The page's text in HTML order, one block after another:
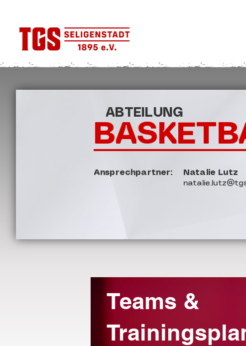
ABTEILUNG
Ansprechpartner: Natalie Lutz
Teams &